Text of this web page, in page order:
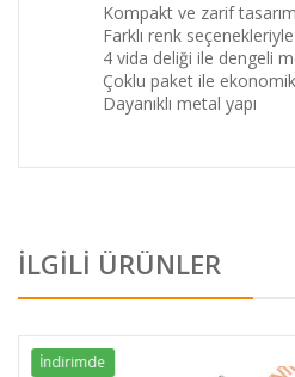
Kompakt ve zarif tasarım
Farklı renk
4 vida deliği ile dengeli
Çoklu paket ile
Dayanıklı metal yapı
İLGİLİ ÜRÜNLER
İndirimde